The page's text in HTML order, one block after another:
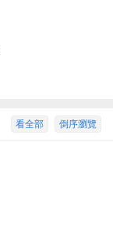
倒序瀏覽
看全部